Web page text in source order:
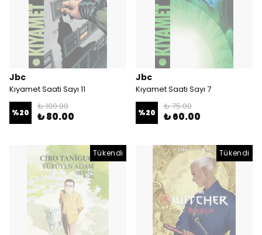
Jbc
Kıyamet Saati Sayı 11
%20
₺ 100.00
₺ 80.00
Jbc
Kıyamet Saati Sayı 7
%20
₺ 75.00
₺ 60.00
Tükendi Tükendi